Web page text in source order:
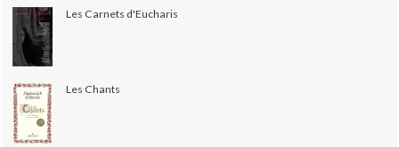
Les Carnets d'Eucharis
Les Chants